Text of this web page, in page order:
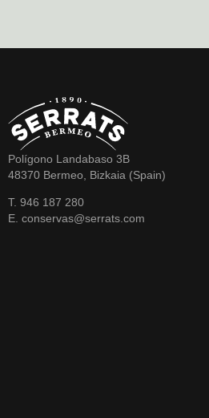
Polígono Landabaso 3B
48370 Bermeo, Bizkaia (Spain)
T. 946 187 280
E. conservas@serrats.com